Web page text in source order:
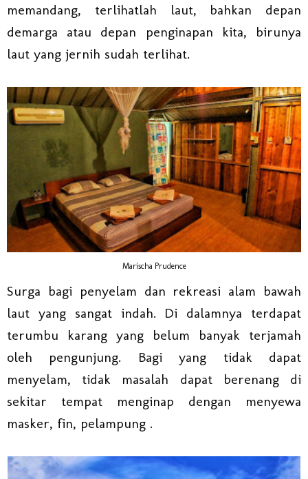
memandang, terlihatlah laut, bahkan depan
demarga atau depan penginapan kita, birunya
laut yang jernih sudah terlihat.
Marischa Prudence
Surga bagi penyelam dan rekreasi alam bawah
laut yang sangat indah. Di dalamnya terdapat
terumbu karang yang belum banyak terjamah
oleh pengunjung. Bagi yang tidak dapat
menyelam, tidak masalah dapat berenang di
sekitar tempat menginap dengan menyewa
masker, fin, pelampung .